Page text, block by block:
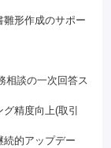
雛形作成のサポー
相談の一次回答ス
精度向上(取引
続的アップデー